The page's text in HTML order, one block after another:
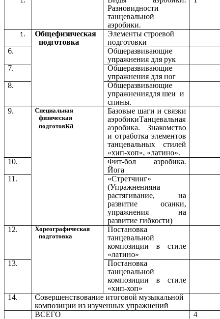
Разновидности
танцевальной
аэробики.
Общефизическая
подготовка
Элементы строевой
подготовки
6.
Общеразвивающие
упражнения для рук
7.
Общеразвивающие
упражнения для ног
8.
Общеразвивающие
упражнениядля шеи и
спины.
9.
Специальная
физическая
подготовка
Базовые шаги и связки
аэробикиТанцевальная
аэробика. Знакомство
и отработка элементов
танцевальных стилей
«хип-хoп», «латино».
10.
Фит-бол аэробика.
Йога
11.
«Стретчинг»
(Упражненияна
растягивание, на
развитие осанки,
упражнения на
развитие гибкости)
12.
Хореографическая
подготовка
Постановка
танцевальной
композиции в стиле
«латино»
13.
Постановка
танцевальной
композиции в стиле
«хип-хоп»
14.
Совершенствование итоговой музыкальной
композиции из изученных упражнений
ВСЕГО
4